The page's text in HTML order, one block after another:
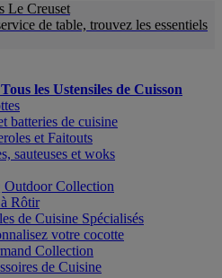
Le Creuset
de table, trouvez les essentiels
les Ustensiles de Cuisson
batteries de cuisine
et Faitouts
sauteuses et woks
Collection
Rôtir
de Cuisine Spécialisés
votre cocotte
Collection
de Cuisine